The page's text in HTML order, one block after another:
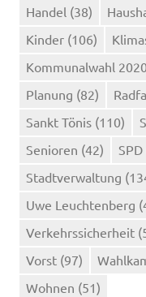
Handel (38)
Kinder (106)
Kommunalwahl
Planung (82)
Sankt Tönis (110)
Senioren (42) SPD
Stadtverwaltung
Uwe Leuchtenberg
Verkehrssicherheit
Vorst (97)
Wohnen (51)